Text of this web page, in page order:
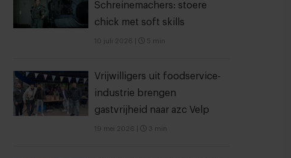
Schreinemachers: stoere
chick met soft skills
10 juli 2026 5 min
Vrijwilligers uit foodservice-
industrie brengen
gastvrijheid naar azc Velp
19 mei 2026 3 min